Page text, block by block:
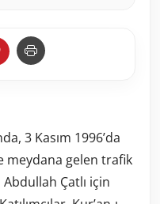
3 Kasım 1996’da
meydana gelen trafik
Abdullah Çatlı için